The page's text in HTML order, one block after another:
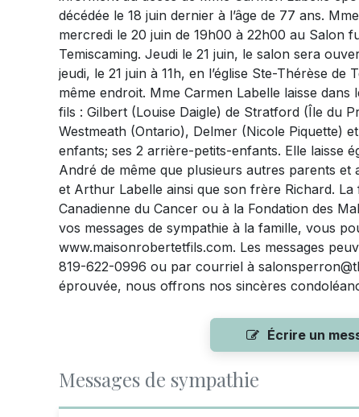
décédée le 18 juin dernier à l’âge de 77 ans.
mercredi le 20 juin de 19h00 à 22h00 au Salon
Temiscaming. Jeudi le 21 juin, le salon sera
jeudi, le 21 juin à 11h, en l’église Ste-Thérèse
même endroit. Mme Carmen Labelle laisse
fils : Gilbert (Louise Daigle) de Stratford (Île du
Westmeath (Ontario), Delmer (Nicole Piquette)
enfants; ses 2 arrière-petits-enfants. Elle laisse
André de même que plusieurs autres parents et
et Arthur Labelle ainsi que son frère Richard.
Canadienne du Cancer ou à la Fondation des
vos messages de sympathie à la famille, vous
www.maisonrobertetfils.com. Les messages
819-622-0996 ou par courriel à
éprouvée, nous offrons nos sincères
Écrire un
Messages de sympathie